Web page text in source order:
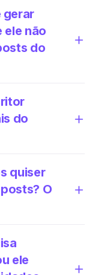
gerar
ele não
do
do
quiser
O
ele